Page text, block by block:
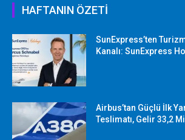
HAFTANIN ÖZETİ
SunExpress’ten
Kanalı: SunExpress
Airbus’tan Güçlü İlk
Teslimatı, Gelir 33,2